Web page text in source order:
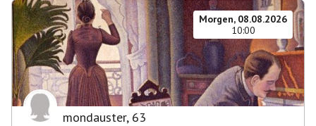
Morgen, 08.08.2026
10:00
mondauster, 63